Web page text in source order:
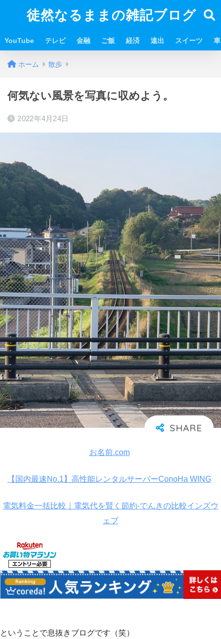
徒然なるままの雑記ブログ
YouTube テレビ 金融 ご飯 経済 遠出 スイーツ 車
ホーム 散歩
何気ない風景を写真に収めよう。
2022年4月24日
お名前.com
【国内最速No.1】高性能レンタルサーバーConoHa WING
電気料金一括比較｜電気代を賢く節約-でんきの比較インズウ
ェブ
ということで息抜きブログです（笑）